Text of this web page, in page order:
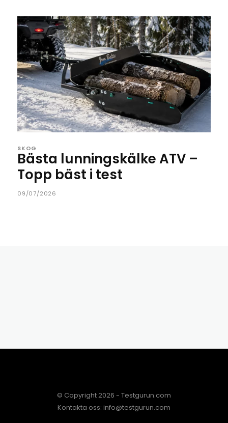
SKOG
Bästa lunningskälke ATV –
Topp bäst i test
09/07/2026
© Copyright 2026 - Testgurun.com
Kontakta oss: info@testgurun.com